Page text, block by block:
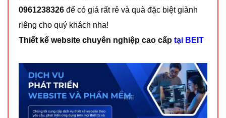
0961238326 để có giá rất rẻ và quà đặc biệt giành
riêng cho quý khách nha!
Thiết kế website chuyên nghiệp cao cấp tại BEIT